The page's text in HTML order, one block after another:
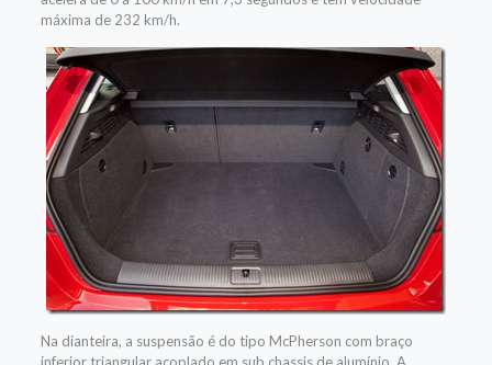
máxima de 232 km/h.
Na dianteira, a suspensão é do tipo McPherson com braço